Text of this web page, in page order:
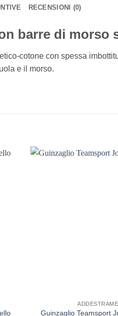
RECENSIONI (0)
barre di morso
cotone con spessa
e il morso.
Guinzaglio Teamsport